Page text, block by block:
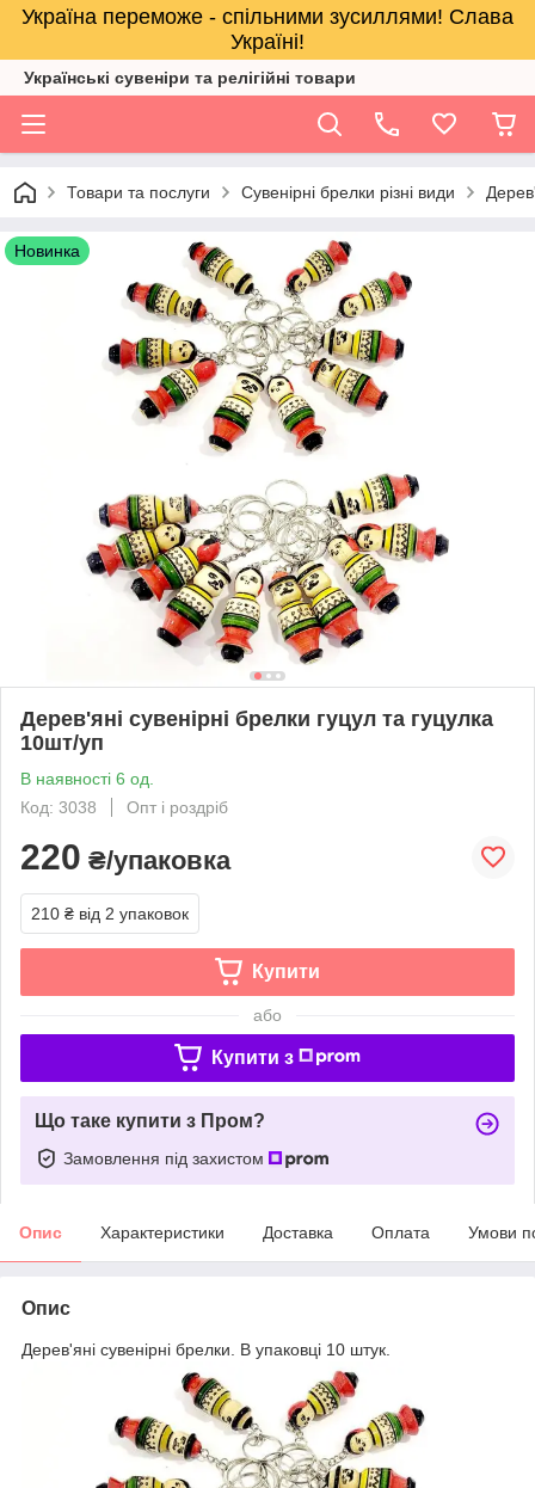
Україна переможе - спільними зусиллями! Слава
Україні!
Українські сувеніри та релігійнi товари
Товари та послуги Сувенірні брелки різні види
Новинка
Дерев'яні сувенірні брелки гуцул та гуцулка
10шт/уп
В наявності 6 од.
Код: 3038
Опт і роздріб
220 ₴/упаковка
210 ₴ від 2 упаковок
Купити
або
Купити з
Що таке купити з Пром?
Замовлення під захистом
Опис Характеристики Доставка Оплата Умови
Опис
Дерев'яні сувенірні брелки. В упаковці 10 штук.